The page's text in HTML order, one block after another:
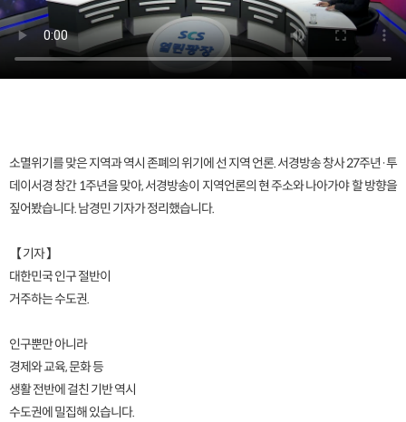
소멸위기를 맞은 지역과 역시 존폐의 위기에 선 지역 언론. 서경방송 창사 27주년·투
데이서경 창간 1주년을 맞아, 서경방송이 지역언론의 현 주소와 나아가야 할 방향을
짚어봤습니다. 남경민 기자가 정리했습니다.
【 기자 】
대한민국 인구 절반이
거주하는 수도권.
인구뿐만 아니라
경제와 교육, 문화 등
생활 전반에 걸친 기반 역시
수도권에 밀집해 있습니다.